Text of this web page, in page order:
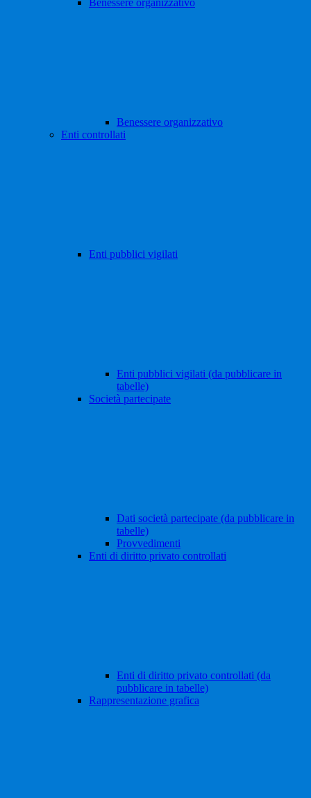
Benessere organizzativo
Benessere organizzativo
Enti controllati
Enti pubblici vigilati
Enti pubblici vigilati (da pubblicare in
tabelle)
Società partecipate
Dati società partecipate (da pubblicare in
tabelle)
Provvedimenti
Enti di diritto privato controllati
Enti di diritto privato controllati (da
pubblicare in tabelle)
Rappresentazione grafica